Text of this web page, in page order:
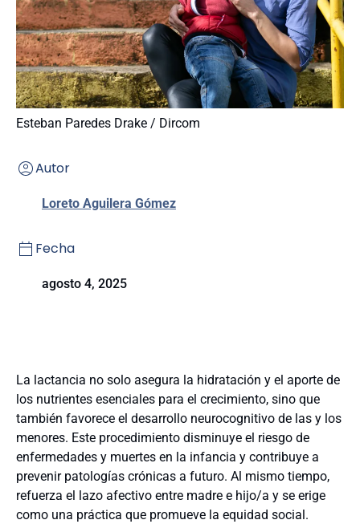
Esteban Paredes Drake / Dircom
Autor
Loreto Aguilera Gómez
Fecha
agosto 4, 2025
La lactancia no solo asegura la hidratación y el aporte de
los nutrientes esenciales para el crecimiento, sino que
también favorece el desarrollo neurocognitivo de las y los
menores. Este procedimiento disminuye el riesgo de
enfermedades y muertes en la infancia y contribuye a
prevenir patologías crónicas a futuro. Al mismo tiempo,
refuerza el lazo afectivo entre madre e hijo/a y se erige
como una práctica que promueve la equidad social.